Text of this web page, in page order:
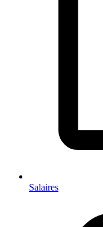
Salaires